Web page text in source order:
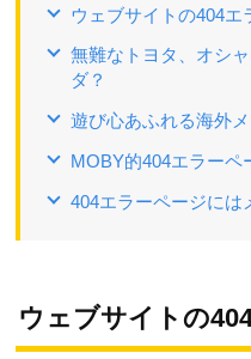
ウェブサイトの404エ
無難なトヨタ、オシ
ダ？
遊び心あふれる海外
MOBY的404エラーペ
404エラーページには
ウェブサイトの